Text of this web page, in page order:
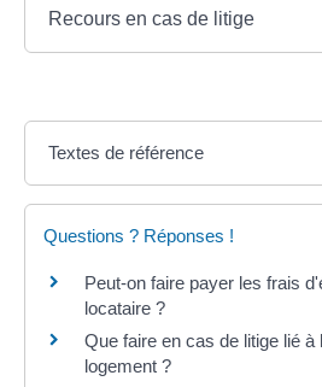
Recours en cas de litige
Textes de référence
Questions ? Réponses !
Peut-on faire payer les frais
locataire ?
Que faire en cas de litige lié à
logement ?